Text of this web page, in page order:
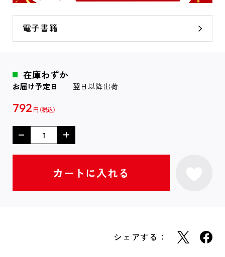
電子書籍
在庫わずか
お届け予定日 翌日以降出荷
792 円
シェアする：